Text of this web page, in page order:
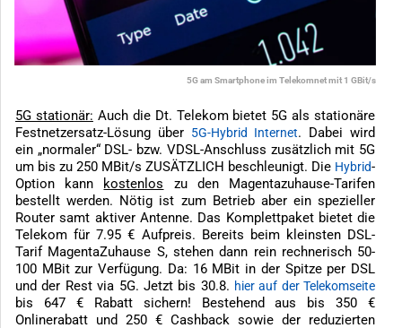
5G am Smartphone im Telekomnet mit 1 GBit/s
5G stationär: Auch die Dt. Telekom bietet 5G als stationäre
Festnetzersatz-Lösung über 5G-Hybrid Internet. Dabei wird
ein „normaler“ DSL- bzw. VDSL-Anschluss zusätzlich mit 5G
um bis zu 250 MBit/s ZUSÄTZLICH beschleunigt. Die Hybrid-
Option kann kostenlos zu den Magentazuhause-Tarifen
bestellt werden. Nötig ist zum Betrieb aber ein spezieller
Router samt aktiver Antenne. Das Komplettpaket bietet die
Telekom für 7.95 € Aufpreis. Bereits beim kleinsten DSL-
Tarif MagentaZuhause S, stehen dann rein rechnerisch 50-
100 MBit zur Verfügung. Da: 16 MBit in der Spitze per DSL
und der Rest via 5G. Jetzt bis 30.8. hier auf der Telekomseite
bis 647 € Rabatt sichern! Bestehend aus bis 350 €
Onlinerabatt und 250 € Cashback sowie der reduzierten